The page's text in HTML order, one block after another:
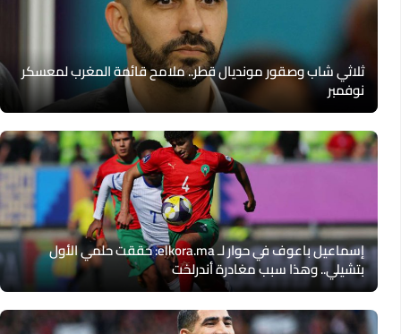
ثلاثي شاب وصقور مونديال قطر.. ملامح قائمة المغرب لمعسكر
نوفمبر
إسماعيل باعوف في حوار لـ elkora.ma: حققت حلمي الأول
بتشيلي.. وهذا سبب مغادرة أندرلخت